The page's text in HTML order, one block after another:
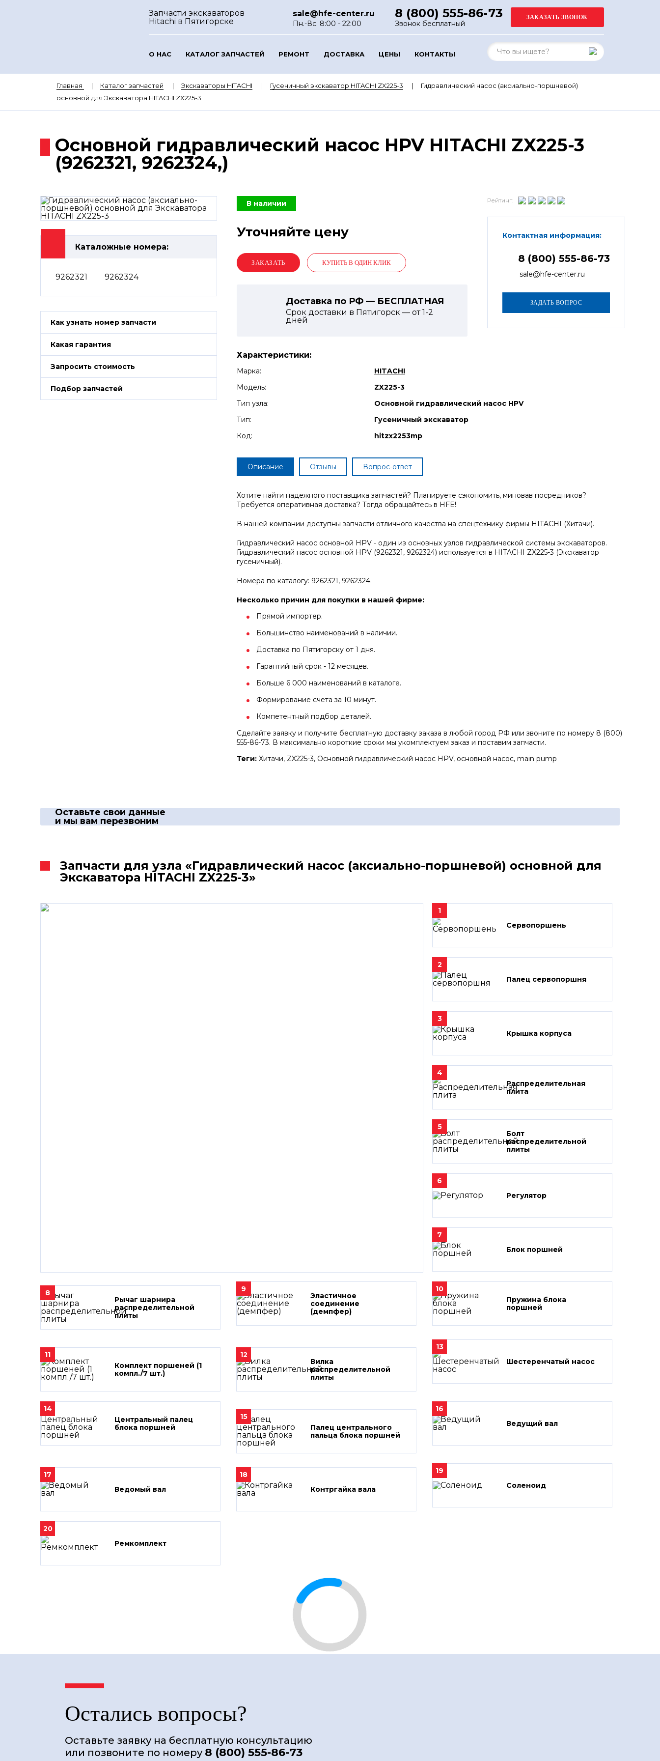
Запчасти экскаваторов
Hitachi в Пятигорске
sale@hfe-center.ru
Пн.-Вс. 8:00 - 22:00
8 (800) 555-86-73
Звонок бесплатный
О НАС КАТАЛОГ ЗАПЧАСТЕЙ РЕМОНТ ДОСТАВКА ЦЕНЫ КОНТАКТЫ
Главная Каталог запчастей Экскаваторы HITACHI Гусеничный экскаватор HITACHI ZX225-3
Гидравлический насос (аксиально-поршневой)
основной для Экскаватора HITACHI ZX225-3
Основной гидравлический насос HPV HITACHI ZX225-3
(9262321, 9262324,)
Каталожные номера:
9262321 9262324
Как узнать номер запчасти
Какая гарантия
Запросить стоимость
Подбор запчастей
В наличии
Уточняйте цену
КУПИТЬ В ОДИН КЛИК
Доставка по РФ — БЕСПЛАТНАЯ
Срок доставки в Пятигорск — от1-2
дней
Рейтинг:
Контактная информация:
8 (800) 555-86-73
sale@hfe-center.ru
Характеристики:
Марка:
HITACHI
Модель:
ZX225-3
Тип узла:
Основной гидравлический насос HPV
Тип:
Гусеничный экскаватор
Код:
hitzx2253mp
Описание Отзывы Вопрос-ответ
Хотите найти надежного поставщика запчастей? Планируете сэкономить, миновав посредников?
Требуется оперативная доставка? Тогда обращайтесь в HFE!
В нашей компании доступны запчасти отличного качества на спецтехнику фирмы HITACHI (Хитачи).
Гидравлический насос основной HPV - один из основных узлов гидравлической системы экскаваторов.
Гидравлический насос основной HPV (9262321, 9262324) используется в HITACHI ZX225-3 (Экскаватор
гусеничный).
Номера по каталогу: 9262321, 9262324.
Несколько причин для покупки в нашей фирме:
Прямой импортер.
Большинство наименований в наличии.
Доставка по Пятигорску от 1 дня.
Гарантийный срок - 12 месяцев.
Больше 6 000 наименований в каталоге.
Формирование счета за 10 минут.
Компетентный подбор деталей.
Сделайте заявку и получите бесплатную доставку заказа в любой город РФ или звоните по номеру 8 (800)
555-86-73. В максимально короткие сроки мы укомплектуем заказ и поставим запчасти.
Теги: Хитачи, ZX225-3, Основной гидравлический насос HPV, основной насос, main pump
Оставьте свои данные
и мы вам перезвоним
Запчасти для узла «Гидравлический насос (аксиально-поршневой) основной для
Экскаватора HITACHI ZX225-3»
1
Сервопоршень
2
Палец сервопоршня
3
Крышка корпуса
4
Распределительная
плита
5
Болт
распределительной
плиты
6
Регулятор
7
Блок поршней
8
Рычаг шарнира
распределительной
плиты
9
Эластичное
соединение
(демпфер)
10
Пружина блока
поршней
11
Комплект поршеней (1
компл./7 шт.)
12
Вилка
распределительной
плиты
13
Шестеренчатый насос
14
Центральный палец
блока поршней
15
Палец центрального
пальца блока поршней
16
Ведущий вал
17
Ведомый вал
18
Контргайка вала
19
Соленоид
20
Ремкомплект
Остались вопросы?
Оставьте заявку на бесплатную консультацию
или позвоните по номеру 8 (800) 555-86-73